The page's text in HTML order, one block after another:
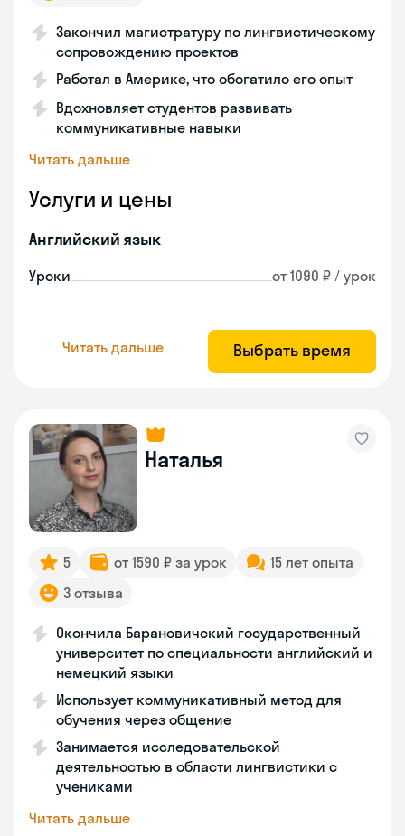
Закончил магистратуру по лингвистическому
сопровождению проектов
Работал в Америке, что обогатило его опыт
Вдохновляет студентов развивать
коммуникативные навыки
Читать дальше
Услуги и цены
Английский язык
Уроки от 1090 ₽ / урок
Читать дальше Выбрать время
Наталья
5 от 1590 ₽ за урок
15 лет опыта
3 отзыва
Окончила Барановичский государственный
университет по специальности английский и
немецкий языки
Использует коммуникативный метод для
обучения через общение
Занимается исследовательской
деятельностью в области лингвистики с
учениками
Читать дальше